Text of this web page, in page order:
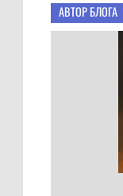
АВТОР БЛОГА